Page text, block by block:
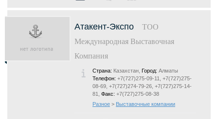
Атакент-Экспо
ТОО
Международная Выставочная
Компания
Страна: Казахстан, Город: Алматы
Телефон: +7(727)275-09-11, +7(727)275-
08-69, +7(727)274-79-26, +7(727)275-14-
81, Факс: +7(727)275-08-38
Разное > Выставочные компании